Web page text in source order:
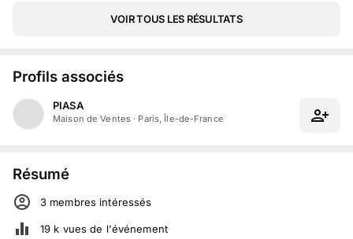
VOIR TOUS LES RÉSULTATS
Profils associés
PIASA
Maison de Ventes · Paris, Île-de-France
Résumé
3 membres intéressés
19 k vues de l'événement